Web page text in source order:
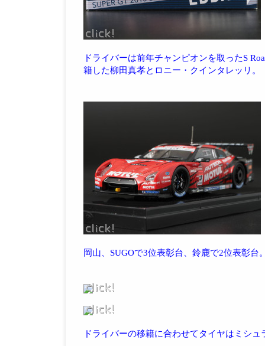
ドライバーは前年チャンピオンを取ったS
籍した柳田真孝とロニー・クインタレッリ。
岡山、SUGOで3位表彰台、鈴鹿で2位表彰台
ドライバーの移籍に合わせてタイヤはミシュ